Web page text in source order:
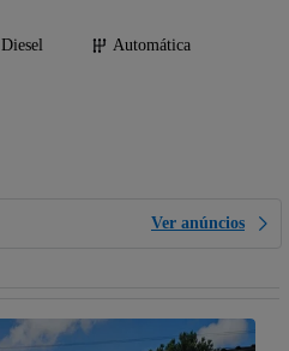
Diesel
Automática
Ver anúncios